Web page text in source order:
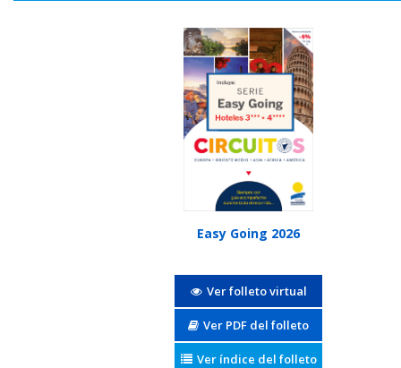
Easy Going 2026
Ver folleto virtual
Ver PDF del folleto
Ver índice del folleto